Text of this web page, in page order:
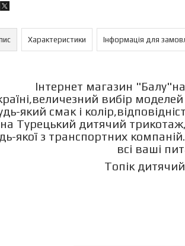
Характеристики Інформація для
Інтернет магазин
вибір
який смак і
на Турецький дитячий
якої з транспортних
всі ваші
Топік